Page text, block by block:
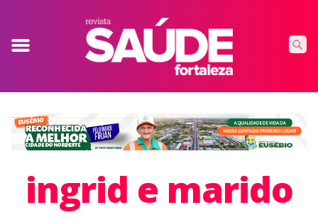
ingrid e marido